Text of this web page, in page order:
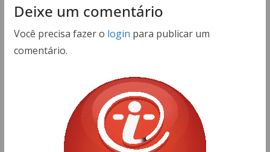
Deixe um comentário
Você precisa fazer o login para publicar um
comentário.